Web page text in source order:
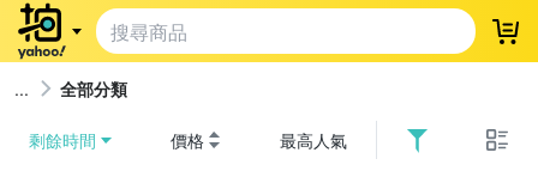
登
全部分類
剩餘時間 價格 最高人氣